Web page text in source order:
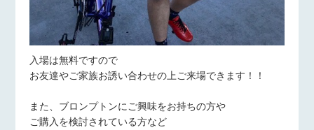
入場は無料ですので
お友達やご家族お誘い合わせの上ご来場できます！！
また、ブロンプトンにご興味をお持ちの方や
ご購入を検討されている方など